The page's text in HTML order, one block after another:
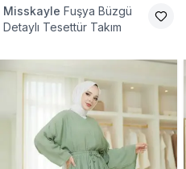
Misskayle Fuşya Büzgü
Detaylı Tesettür Takım